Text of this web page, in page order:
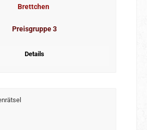
Brettchen
Preisgruppe 3
Details